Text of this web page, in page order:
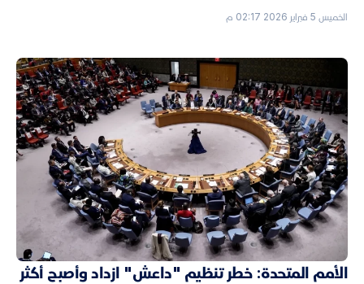
الخميس 5 فبراير 2026 02:17 م
الأمم المتحدة: خطر تنظيم "داعش" ازداد وأصبح أكثر